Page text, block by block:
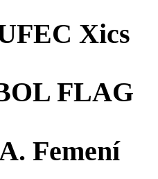
Xics
FLAG
Femení